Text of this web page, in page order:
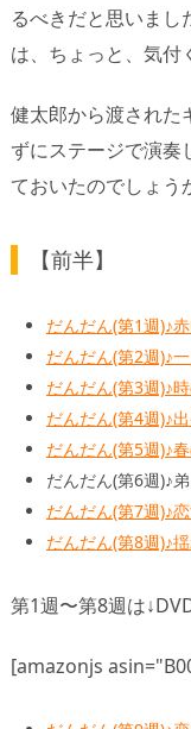
るべきだと思いま
は、ちょっと、気付
健太郎から渡された
ずにステージで演奏
ておいたのでしょう
【前半】
だんだん(第1週)♪
だんだん(第2週)♪
だんだん(第3週)♪
だんだん(第4週)♪
だんだん(第5週)♪
だんだん(第6週)♪
だんだん(第7週)♪
だんだん(第8週)♪
第1週〜第8週は
[amazonjs